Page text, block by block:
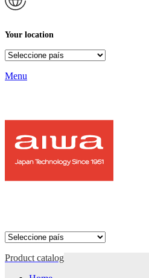
Your location
Menu
Product catalog